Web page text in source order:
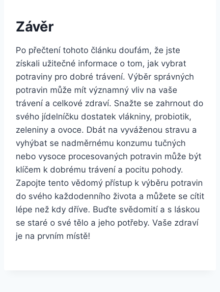
Závěr
Po přečtení tohoto článku doufám, že jste
získali užitečné informace o tom, jak vybrat
potraviny pro dobré trávení. Výběr správných⁣
potravin ‍může mít významný ‍vliv na vaše
trávení a celkové zdraví. Snažte se zahrnout⁤ do
svého jídelníčku dostatek vlákniny, probiotik,
zeleniny a ovoce. Dbát na vyváženou stravu a
vyhýbat se nadměrnému konzumu tučných
nebo vysoce procesovaných⁣ potravin⁢ může být
klíčem ‍k dobrému trávení⁤ a pocitu pohody.
Zapojte​ tento vědomý přístup k výběru ‌potravin
do‌ svého každodenního ⁢života a můžete se​ cítit
lépe než kdy dříve. ‌Buďte⁤ svědomití⁤ a s⁢ láskou
se staré o své tělo a jeho‍ potřeby. Vaše⁤ zdraví
je na prvním místě!